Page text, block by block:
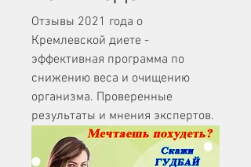
Отзывы 2021 года о
Кремлевской диете -
эффективная программа по
снижению веса и очищению
организма. Проверенные
результаты и мнения экспертов.